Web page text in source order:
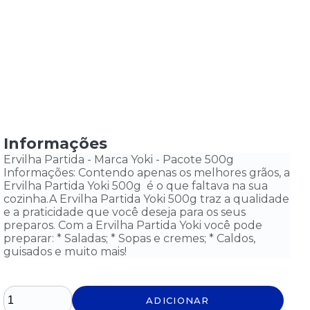
Informações
Ervilha Partida - Marca Yoki - Pacote 500g
Informações: Contendo apenas os melhores grãos, a
Ervilha Partida Yoki 500g é o que faltava na sua
cozinha.A Ervilha Partida Yoki 500g traz a qualidade
e a praticidade que você deseja para os seus
preparos. Com a Ervilha Partida Yoki você pode
preparar: * Saladas; * Sopas e cremes; * Caldos,
guisados e muito mais!
ADICIONAR